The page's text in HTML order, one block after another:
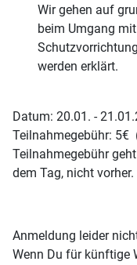
Wir gehen auf
beim Umgang
werden erklärt.
Datum: 20.01. -
Teilnahmegebühr: 5€
Teilnahmegebühr
dem Tag, nicht vorher.
Anmeldung leider
Wenn Du für künftige